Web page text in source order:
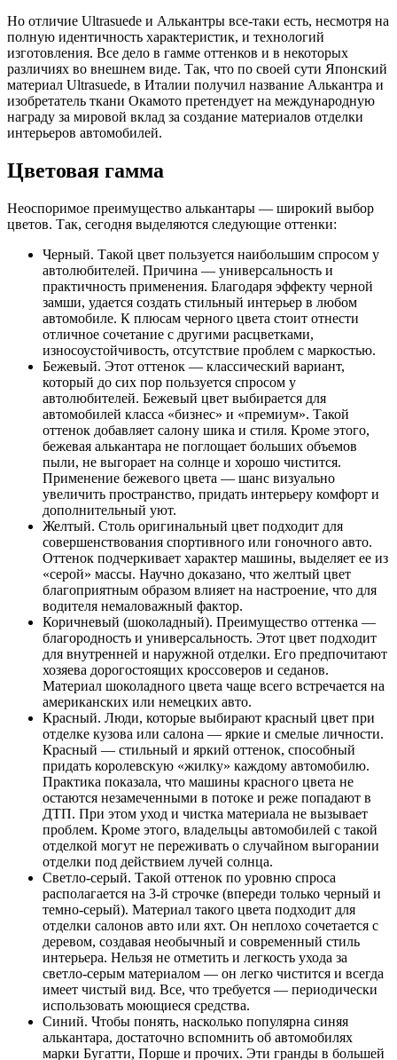
Но отличие Ultrasuede и Алькантры все-таки есть, несмотря на
полную идентичность характеристик, и технологий
изготовления. Все дело в гамме оттенков и в некоторых
различиях во внешнем виде. Так, что по своей сути Японский
материал Ultrasuede, в Италии получил название Алькантра и
изобретатель ткани Окамото претендует на международную
награду за мировой вклад за создание материалов отделки
интерьеров автомобилей.
Цветовая гамма
Неоспоримое преимущество алькантары — широкий выбор
цветов. Так, сегодня выделяются следующие оттенки:
Черный. Такой цвет пользуется наибольшим спросом у
автолюбителей. Причина — универсальность и
практичность применения. Благодаря эффекту черной
замши, удается создать стильный интерьер в любом
автомобиле. К плюсам черного цвета стоит отнести
отличное сочетание с другими расцветками,
износоустойчивость, отсутствие проблем с маркостью.
Бежевый. Этот оттенок — классический вариант,
который до сих пор пользуется спросом у
автолюбителей. Бежевый цвет выбирается для
автомобилей класса «бизнес» и «премиум». Такой
оттенок добавляет салону шика и стиля. Кроме этого,
бежевая алькантара не поглощает больших объемов
пыли, не выгорает на солнце и хорошо чистится.
Применение бежевого цвета — шанс визуально
увеличить пространство, придать интерьеру комфорт и
дополнительный уют.
Желтый. Столь оригинальный цвет подходит для
совершенствования спортивного или гоночного авто.
Оттенок подчеркивает характер машины, выделяет ее из
«серой» массы. Научно доказано, что желтый цвет
благоприятным образом влияет на настроение, что для
водителя немаловажный фактор.
Коричневый (шоколадный). Преимущество оттенка —
благородность и универсальность. Этот цвет подходит
для внутренней и наружной отделки. Его предпочитают
хозяева дорогостоящих кроссоверов и седанов.
Материал шоколадного цвета чаще всего встречается на
американских или немецких авто.
Красный. Люди, которые выбирают красный цвет при
отделке кузова или салона — яркие и смелые личности.
Красный — стильный и яркий оттенок, способный
придать королевскую «жилку» каждому автомобилю.
Практика показала, что машины красного цвета не
остаются незамеченными в потоке и реже попадают в
ДТП. При этом уход и чистка материала не вызывает
проблем. Кроме этого, владельцы автомобилей с такой
отделкой могут не переживать о случайном выгорании
отделки под действием лучей солнца.
Светло-серый. Такой оттенок по уровню спроса
располагается на 3-й строчке (впереди только черный и
темно-серый). Материал такого цвета подходит для
отделки салонов авто или яхт. Он неплохо сочетается с
деревом, создавая необычный и современный стиль
интерьера. Нельзя не отметить и легкость ухода за
светло-серым материалом — он легко чистится и всегда
имеет чистый вид. Все, что требуется — периодически
использовать моющиеся средства.
Синий. Чтобы понять, насколько популярна синяя
алькантара, достаточно вспомнить об автомобилях
марки Бугатти, Порше и прочих. Эти гранды в большей